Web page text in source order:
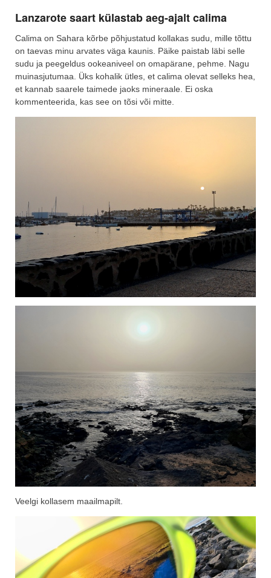
Lanzarote saart külastab aeg-ajalt calima
Calima on Sahara kõrbe põhjustatud kollakas sudu, mille tõttu
on taevas minu arvates väga kaunis. Päike paistab läbi selle
sudu ja peegeldus ookeaniveel on omapärane, pehme. Nagu
muinasjutumaa. Üks kohalik ütles, et calima olevat selleks hea,
et kannab saarele taimede jaoks mineraale. Ei oska
kommenteerida, kas see on tõsi või mitte.
Veelgi kollasem maailmapilt.